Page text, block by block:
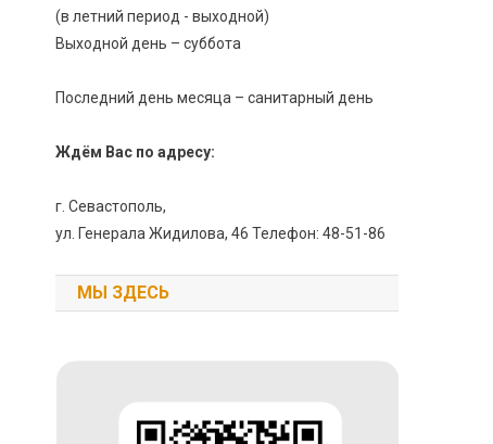
(в летний период - выходной)
Выходной день – суббота
Последний день месяца – санитарный день
Ждём Вас по адресу:
г. Севастополь,
ул. Генерала Жидилова, 46 Телефон: 48-51-86
МЫ ЗДЕСЬ